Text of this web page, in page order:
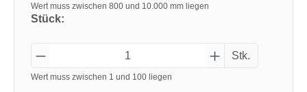
Wert muss zwischen 800 und 10.000 mm liegen
Stück:
Stk.
Wert muss zwischen 1 und 100 liegen